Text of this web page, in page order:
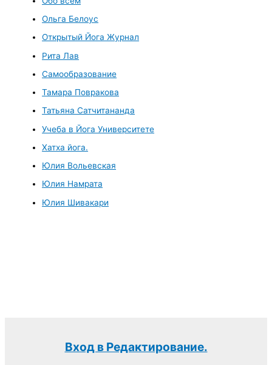
Ольга Белоус
Открытый Йога Журнал
Рита Лав
Самообразование
Тамара Повракова
Татьяна Сатчитананда
Учеба в Йога Университете
Хатха йога.
Юлия Вольевская
Юлия Намрата
Юлия Шивакари
Вход в Редактирование.